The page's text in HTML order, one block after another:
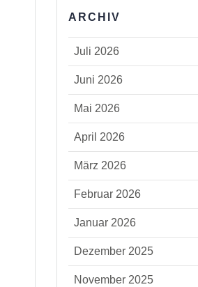
ARCHIV
Juli 2026
Juni 2026
Mai 2026
April 2026
März 2026
Februar 2026
Januar 2026
Dezember 2025
November 2025